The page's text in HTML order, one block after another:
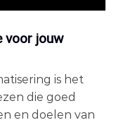
voor jouw
is het
die goed
en doelen van